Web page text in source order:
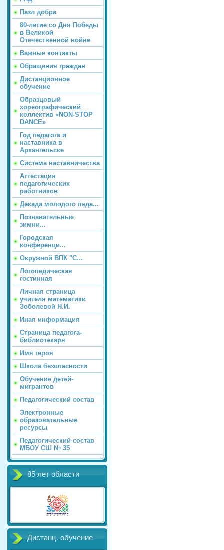
Пазл добра
80-летие со Дня Победы
в Великой
Отечественной войне
Важные контакты
Обращения граждан
Дистанционное
обучение
Образцовый
хореографический
коллектив «NON-STOP
DANCE»
Год педагога и
наставника в
Архангельске
Система наставничества
Аттестация
педагогических
работников
Декада молодого педа...
Познавательные
зимни...
Городская
конференци...
Окружной ВПК "С...
Логопедическая
гостинная
Личная страница
учителя математики
Зоболевой Н.И.
Иная информация
Страница педагога-
библиотекаря
Имя героя
Школа безопасности
Обучение детей-
мигрантов
Педагогический состав
Электронные
образовательные
ресурсы
Педагогический состав
МБОУ СШ № 35
85 лет области
Дистанц. обучение